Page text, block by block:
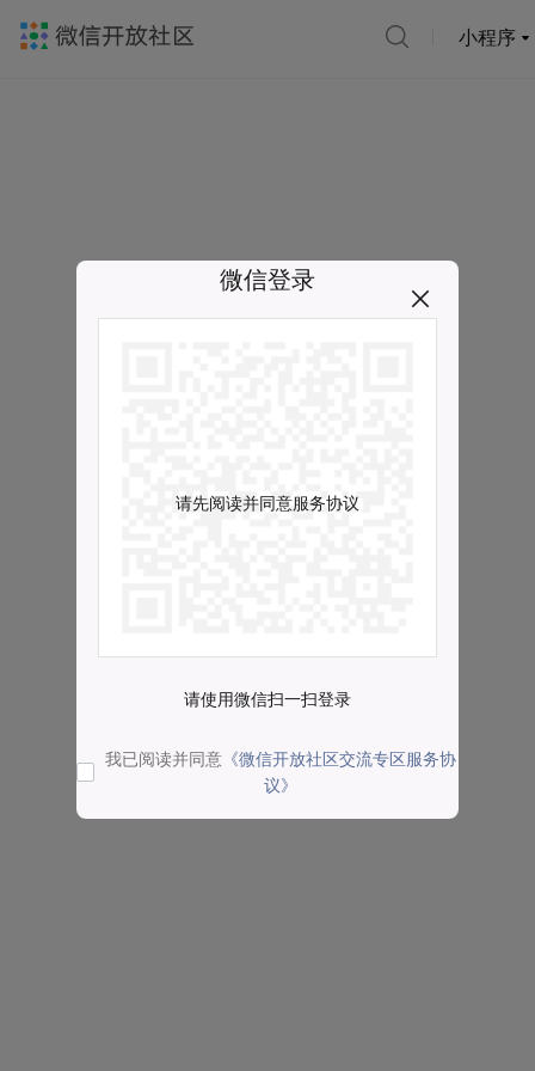
小程序
微信登录
请先阅读并同意服务协议
请使用微信扫一扫登录
我已阅读并同意 《微信开放社区交流专区服务协
议》